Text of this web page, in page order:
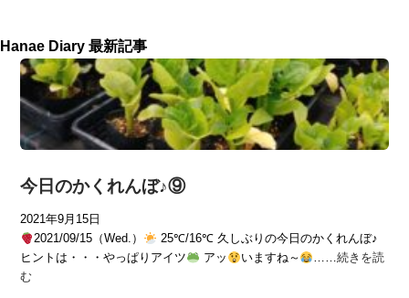
Hanae Diary 最新記事
今日のかくれんぼ♪⑨
2021年9月15日
2021/09/15（Wed.）
25℃/16℃ 久しぶりの今日のかくれんぼ♪
ヒントは・・・やっぱりアイツ
アッ いますね～ ……続きを読
む